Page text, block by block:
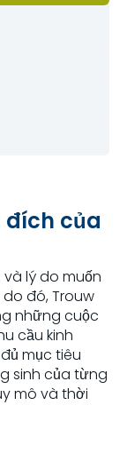
của
và lý do muốn
đó, Trouw
những cuộc
cầu kinh
mục tiêu
sinh của từng
mô và thời